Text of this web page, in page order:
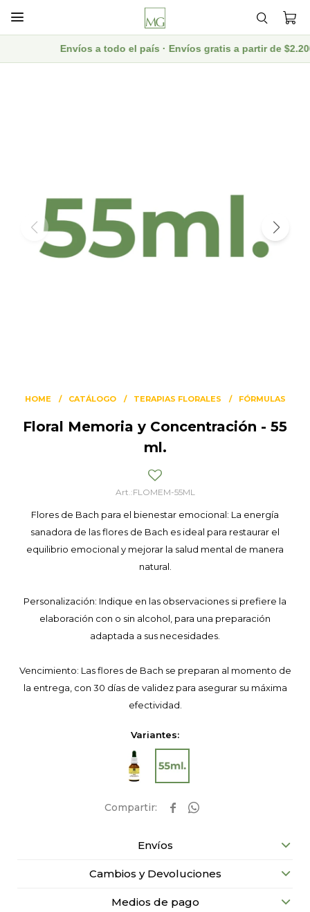

Envíos a todo el país · Envíos gratis a partir de
HOME CATÁLOGO TERAPIAS FLORALES FÓRMULAS
Floral Memoria y Concentración - 55
ml.
FLOMEM-55ML
Flores de Bach para el bienestar emocional: La energía
sanadora de las flores de Bach es ideal para restaurar el
equilibrio emocional y mejorar la salud mental de manera
natural.
Personalización: Indique en las observaciones si prefiere la
elaboración con o sin alcohol, para una preparación
adaptada a sus necesidades.
Vencimiento: Las flores de Bach se preparan al momento de
la entrega, con 30 días de validez para asegurar su máxima
efectividad.
Variantes:
 
Envíos
Cambios y Devoluciones
Medios de pago